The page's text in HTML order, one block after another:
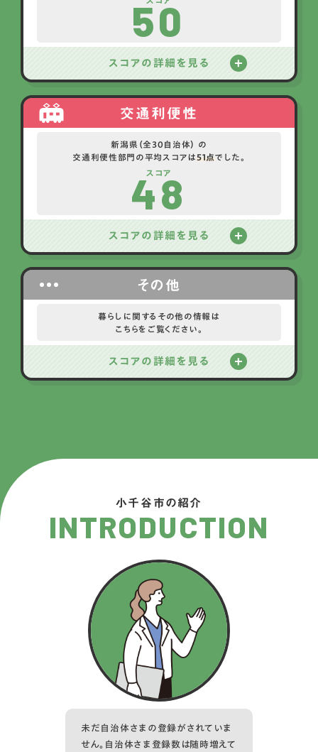
50
スコアの詳細を見る
交通利便性
新潟県（全30自治体） の
交通利便性部門の平均スコアは 51点でした。
スコア
48
スコアの詳細を見る
その他
暮らしに関するその他の情報は
こちらをご覧ください。
スコアの詳細を見る
小千谷市の紹介
INTRODUCTION
未だ自治体さまの登録がされていま
せん。自治体さま登録数は随時増えて